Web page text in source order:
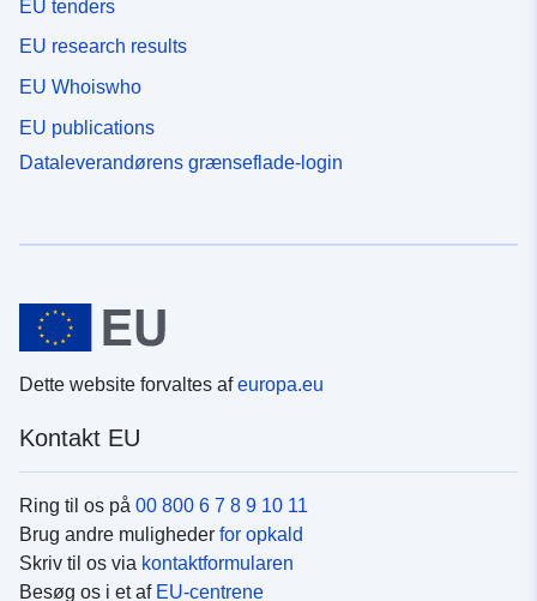
EU tenders
EU research results
EU Whoiswho
EU publications
Dataleverandørens grænseflade-login
Dette website forvaltes afeuropa.eu
Kontakt EU
Ring til os på 00 800 6 7 8 9 10 11
Brug andre muligheder for opkald
Skriv til os via kontaktformularen
Besøg os i et af EU-centrene